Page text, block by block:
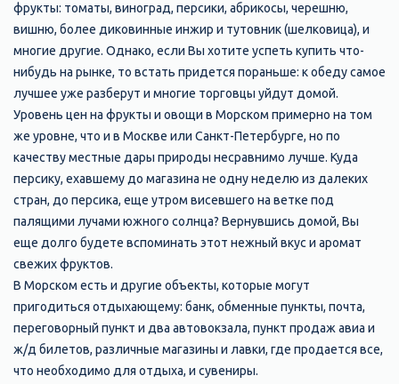
фрукты: томаты, виноград, персики, абрикосы, черешню,
вишню, более диковинные инжир и тутовник (шелковица), и
многие другие. Однако, если Вы хотите успеть купить что-
нибудь на рынке, то встать придется пораньше: к обеду самое
лучшее уже разберут и многие торговцы уйдут домой.
Уровень цен на фрукты и овощи в Морском примерно на том
же уровне, что и в Москве или Санкт-Петербурге, но по
качеству местные дары природы несравнимо лучше. Куда
персику, ехавшему до магазина не одну неделю из далеких
стран, до персика, еще утром висевшего на ветке под
палящими лучами южного солнца? Вернувшись домой, Вы
еще долго будете вспоминать этот нежный вкус и аромат
свежих фруктов.
В Морском есть и другие объекты, которые могут
пригодиться отдыхающему: банк, обменные пункты, почта,
переговорный пункт и два автовокзала, пункт продаж авиа и
ж/д билетов, различные магазины и лавки, где продается все,
что необходимо для отдыха, и сувениры.